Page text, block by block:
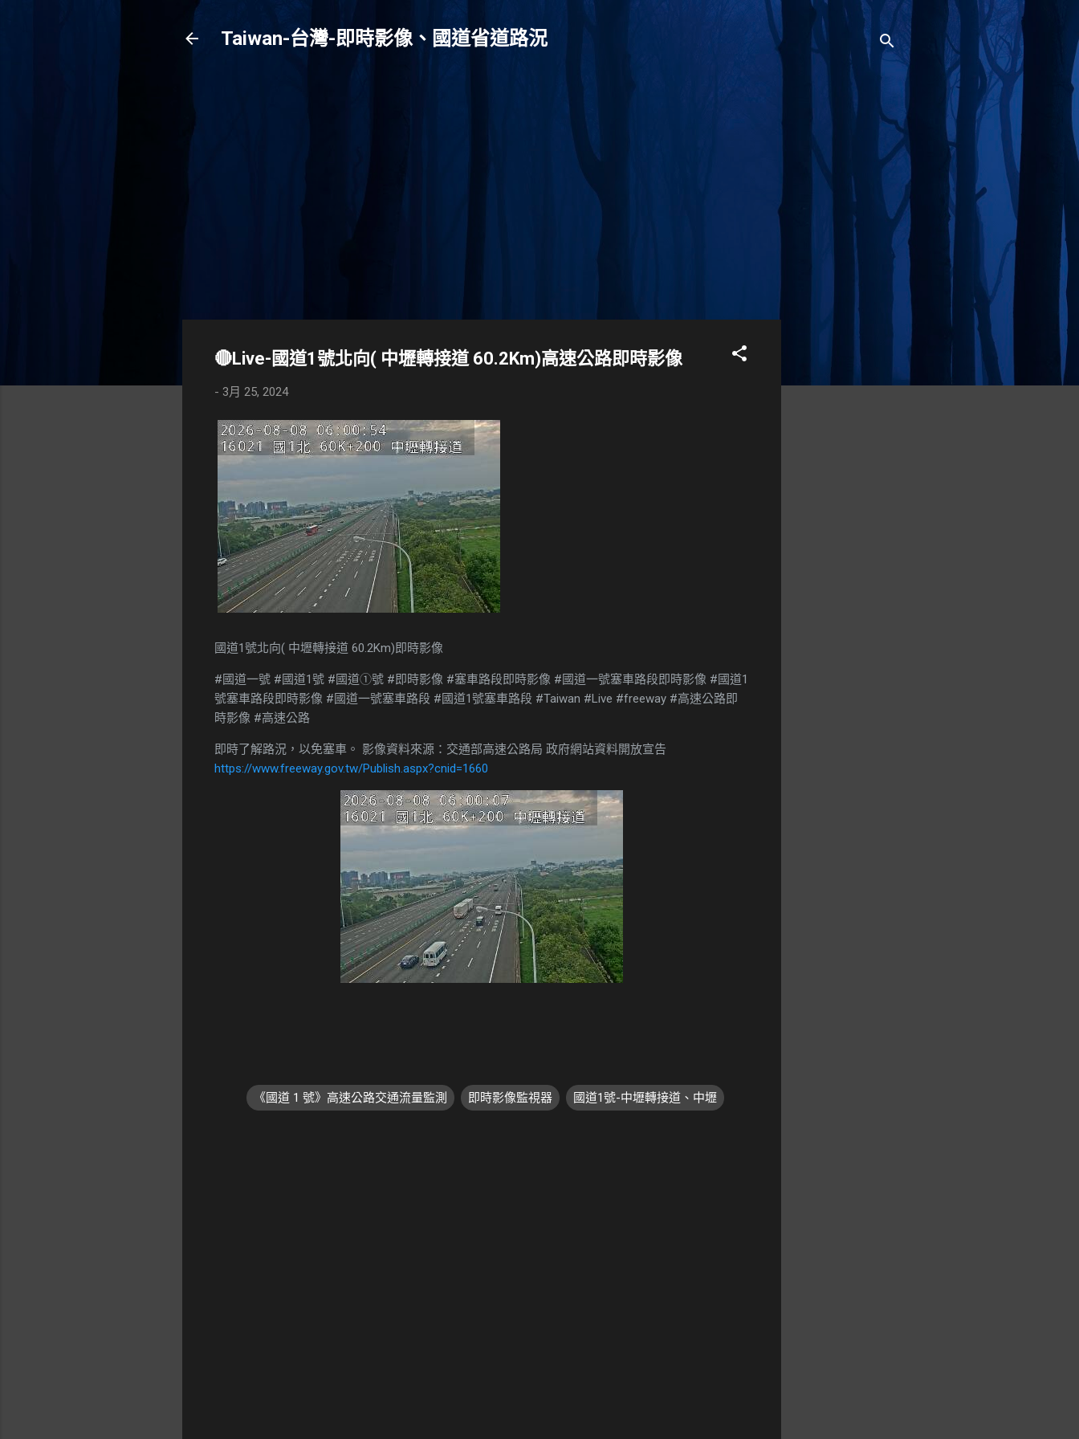
Taiwan-台灣-即時影像、國道省道路況
🔴Live-國道1號北向( 中壢轉接道 60.2Km)高速公路即時影像
- 3月 25, 2024
國道1號北向( 中壢轉接道 60.2Km)即時影像
#國道一號 #國道1號 #國道①號 #即時影像 #塞車路段即時影像 #國道一號塞車路段即時影像 #國道1
號塞車路段即時影像 #國道一號塞車路段 #國道1號塞車路段 #Taiwan #Live #freeway #高速公路即
時影像 #高速公路
即時了解路況，以免塞車。 影像資料來源：交通部高速公路局 政府網站資料開放宣告
https://www.freeway.gov.tw/Publish.aspx?cnid=1660
《國道 1 號》高速公路交通流量監測 即時影像監視器 國道1號-中壢轉接道、中壢